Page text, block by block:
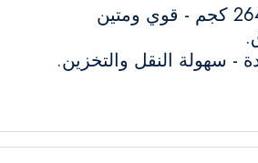
الحمل الأقصى 264 كجم - قوي ومتين
سهولة النقل والتخزين.